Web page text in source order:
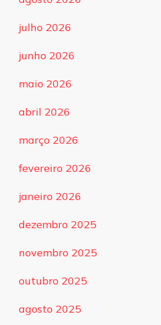
julho 2026
junho 2026
maio 2026
abril 2026
março 2026
fevereiro 2026
janeiro 2026
dezembro 2025
novembro 2025
outubro 2025
agosto 2025